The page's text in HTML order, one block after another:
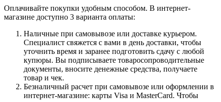
Оплачивайте покупки удобным способом. В интернет-
магазине доступно 3 варианта оплаты:
Наличные при самовывозе или доставке курьером.
Специалист свяжется с вами в день доставки, чтобы
уточнить время и заранее подготовить сдачу с любой
купюры. Вы подписываете товаросопроводительные
документы, вносите денежные средства, получаете
товар и чек.
Безналичный расчет при самовывозе или оформлении в
интернет-магазине: карты Visa и MasterCard. Чтобы